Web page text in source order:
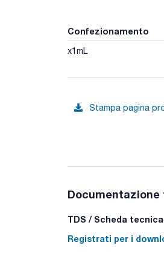
Confezionamento
x1mL
Stampa pagina
Documentazione
TDS / Scheda tecnica
Registrati per i